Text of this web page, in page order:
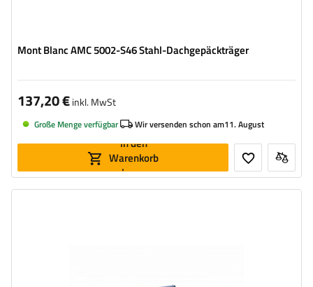
Mont Blanc AMC 5002-S46 Stahl-Dachgepäckträger
137,20 €inkl. MwSt
Große Menge verfügbar Wir versenden schon am11. August
In den
Warenkorb
legen